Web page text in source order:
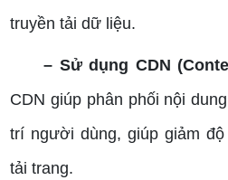
truyền tải dữ liệu.
– Sử dụng CDN
CDN giúp phân phối nội
trí người dùng, giúp giảm
tải trang.